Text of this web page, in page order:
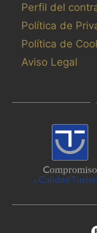
Perfil del
Política de
Política de
Aviso Legal